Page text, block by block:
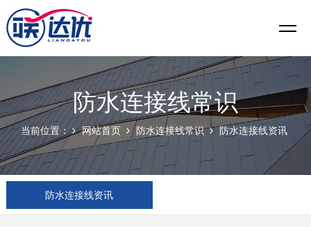
防水连接线常识
当前位置： 网站首页 防水连接线常识 防水连接线资讯
防水连接线资讯